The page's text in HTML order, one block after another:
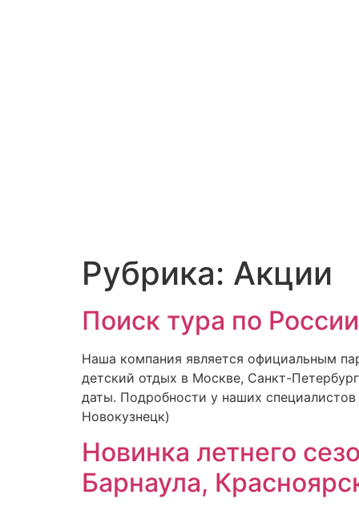
Рубрика: Акции
Поиск тура по России
Наша компания является официальным
детский отдых в Москве, Санкт-
даты. Подробности у наших
Новокузнецк)
Новинка летнего
Барнаула,